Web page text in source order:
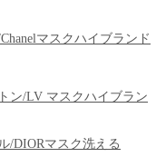
マスクハイブランド
ン/LV マスクハイブラン
/DIORマスク洗える